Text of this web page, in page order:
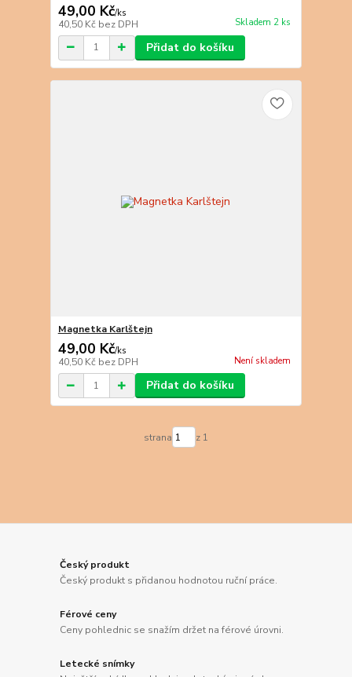
49,00 Kč/ks
40,50 Kč bez DPH Skladem 2 ks
Přidat do košíku
Magnetka Karlštejn
49,00 Kč/ks
40,50 Kč bez DPH Není skladem
Přidat do košíku
strana z 1
Český produkt
Český produkt s přidanou hodnotou ruční práce.
Férové ceny
Ceny pohlednic se snažím držet na férové úrovni.
Letecké snímky